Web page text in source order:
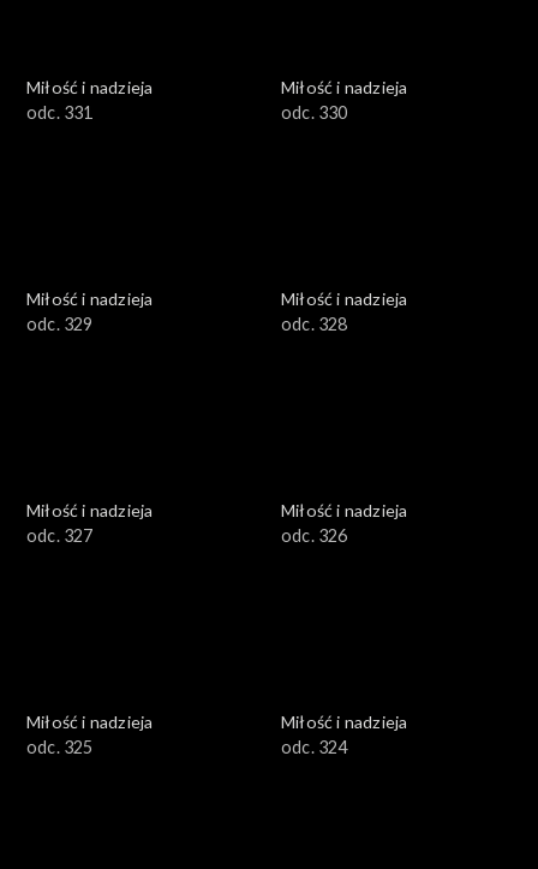
Miłość i nadzieja
odc. 331
Miłość i nadzieja
odc. 330
Miłość i nadzieja
odc. 329
Miłość i nadzieja
odc. 328
Miłość i nadzieja
odc. 327
Miłość i nadzieja
odc. 326
Miłość i nadzieja
odc. 325
Miłość i nadzieja
odc. 324